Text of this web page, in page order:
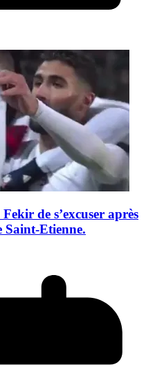
de s’excuser après
Saint-Etienne.